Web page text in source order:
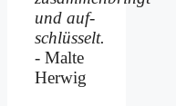
und auf­
schlüsselt.
- Malte
Herwig